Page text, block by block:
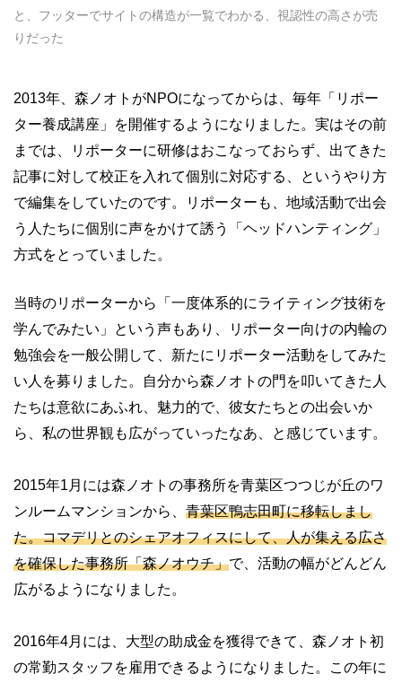
と、フッターでサイトの構造が一覧でわかる、視認性の高さが売
りだった
2013年、森ノオトがNPOになってからは、毎年「リポー
ター養成講座」を開催するようになりました。実はその前
までは、リポーターに研修はおこなっておらず、出てきた
記事に対して校正を入れて個別に対応する、というやり方
で編集をしていたのです。リポーターも、地域活動で出会
う人たちに個別に声をかけて誘う「ヘッドハンティング」
方式をとっていました。
当時のリポーターから「一度体系的にライティング技術を
学んでみたい」という声もあり、リポーター向けの内輪の
勉強会を一般公開して、新たにリポーター活動をしてみた
い人を募りました。自分から森ノオトの門を叩いてきた人
たちは意欲にあふれ、魅力的で、彼女たちとの出会いか
ら、私の世界観も広がっていったなあ、と感じています。
2015年1月には森ノオトの事務所を青葉区つつじが丘のワ
ンルームマンションから、 青葉区鴨志田町に移転しまし
た。コマデリとのシェアオフィスにして、人が集える広さ
を確保した事務所「森ノオウチ」で、活動の幅がどんどん
広がるようになりました。
2016年4月には、大型の助成金を獲得できて、森ノオト初
の常勤スタッフを雇用できるようになりました。この年に